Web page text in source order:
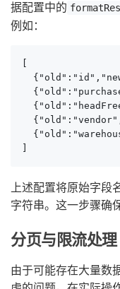
据配置中的
例如：
上述配置将原始字段
字符串。这一步骤确
分页与限流处理
由于可能存在大量数